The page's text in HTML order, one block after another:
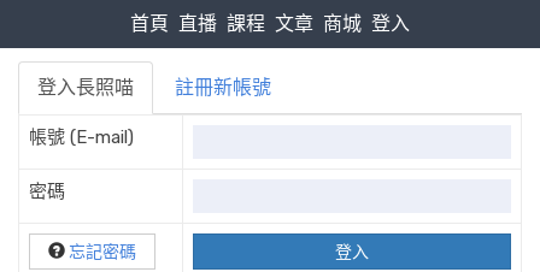
首頁 直播 課程 文章 商城 登入
登入長照喵 註冊新帳號
帳號 (E-mail)
密碼
忘記密碼